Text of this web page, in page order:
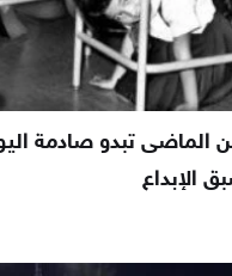
الماضى تبدو صادمة
الإبداع